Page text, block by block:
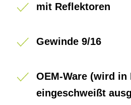
mit Reflektoren
Gewinde 9/16
OEM-Ware (wird
eingeschweißt